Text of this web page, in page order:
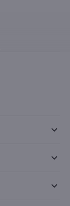
keyboard_arrow_down
keyboard_arrow_down
keyboard_arrow_down